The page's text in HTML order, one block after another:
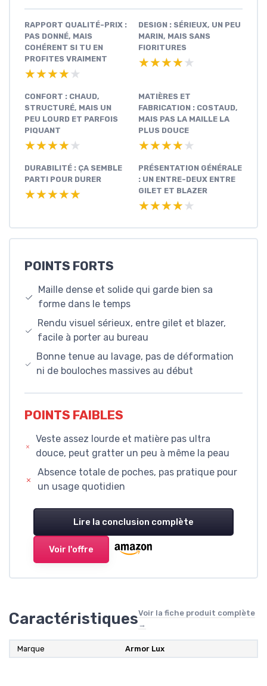
RAPPORT QUALITÉ-PRIX :
PAS DONNÉ, MAIS
COHÉRENT SI TU EN
PROFITES VRAIMENT
★★★★★
★★★★★
DESIGN : SÉRIEUX, UN PEU
MARIN, MAIS SANS
FIORITURES
★★★★★
★★★★★
CONFORT : CHAUD,
STRUCTURÉ, MAIS UN
PEU LOURD ET PARFOIS
PIQUANT
★★★★★
★★★★★
MATIÈRES ET
FABRICATION : COSTAUD,
MAIS PAS LA MAILLE LA
PLUS DOUCE
★★★★★
★★★★★
DURABILITÉ : ÇA SEMBLE
PARTI POUR DURER
★★★★★
★★★★★
PRÉSENTATION GÉNÉRALE
: UN ENTRE-DEUX ENTRE
GILET ET BLAZER
★★★★★
★★★★★
POINTS FORTS
Maille dense et solide qui garde bien sa
forme dans le temps
Rendu visuel sérieux, entre gilet et blazer,
facile à porter au bureau
Bonne tenue au lavage, pas de déformation
ni de bouloches massives au début
POINTS FAIBLES
Veste assez lourde et matière pas ultra
douce, peut gratter un peu à même la peau
Absence totale de poches, pas pratique pour
un usage quotidien
Lire la conclusion complète
Voir l'offre
CaractéristiquesVoir la fiche produit complète
→
Marque Armor Lux